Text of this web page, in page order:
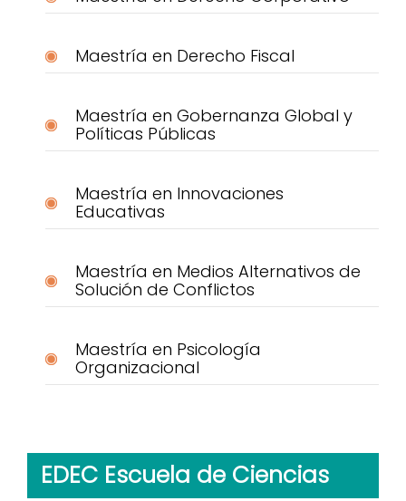
Maestría en Derecho Fiscal
Maestría en Gobernanza Global y
Políticas Públicas
Maestría en Innovaciones
Educativas
Maestría en Medios Alternativos de
Solución de Conflictos
Maestría en Psicología
Organizacional
EDEC Escuela de Ciencias